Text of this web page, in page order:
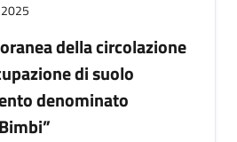
2025
della circolazione
di suolo
denominato